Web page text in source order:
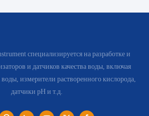
специализируется на разработке и
и датчиков качества воды, включая
воды, измерители растворенного кислорода,
датчики pH и т.д.